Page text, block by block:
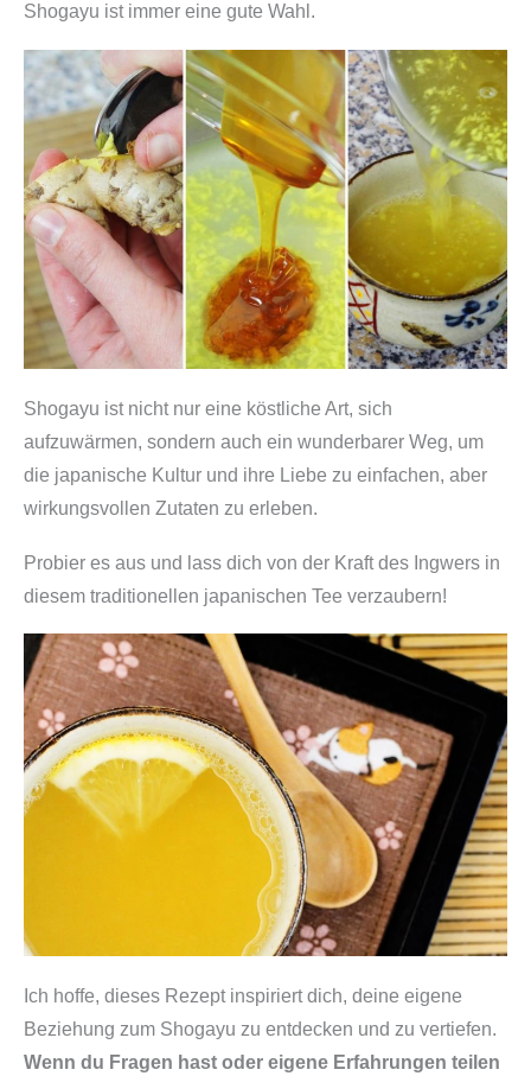
Shogayu ist immer eine gute Wahl.
Shogayu ist nicht nur eine köstliche Art, sich
aufzuwärmen, sondern auch ein wunderbarer Weg, um
die japanische Kultur und ihre Liebe zu einfachen, aber
wirkungsvollen Zutaten zu erleben.
Probier es aus und lass dich von der Kraft des Ingwers in
diesem traditionellen japanischen Tee verzaubern!
Ich hoffe, dieses Rezept inspiriert dich, deine eigene
Beziehung zum Shogayu zu entdecken und zu vertiefen.
Wenn du Fragen hast oder eigene Erfahrungen teilen